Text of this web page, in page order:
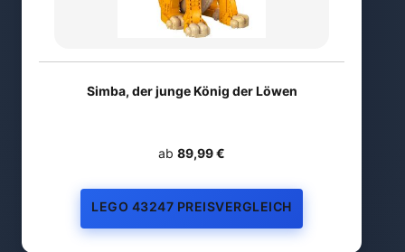
Simba, der junge König der Löwen
ab 89,99 €
LEGO 43247 PREISVERGLEICH